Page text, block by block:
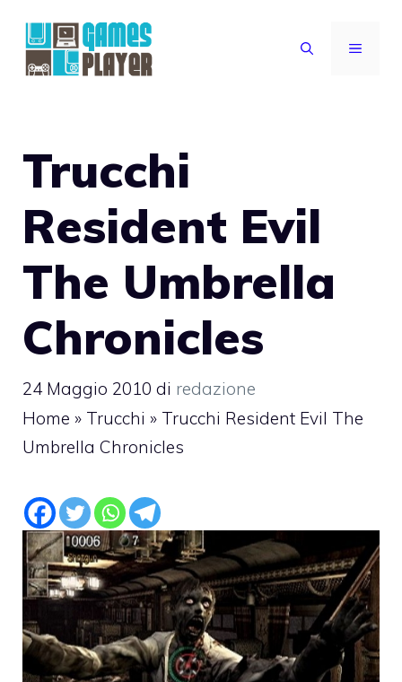
contenuto
MENU
Trucchi
Resident Evil
The Umbrella
Chronicles
24 Maggio 2010 di redazione
Home » Trucchi » Trucchi Resident Evil The
Umbrella Chronicles